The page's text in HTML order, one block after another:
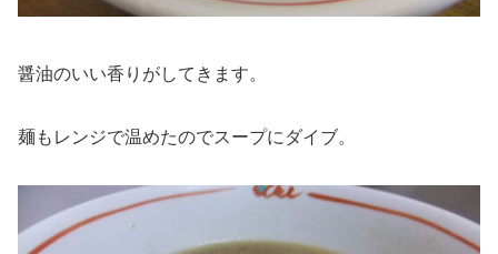
醤油のいい香りがしてきます。
麺もレンジで温めたのでスープにダイブ。